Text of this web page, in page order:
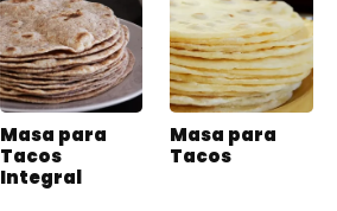
Masa para
Tacos
Integral
Masa para
Tacos